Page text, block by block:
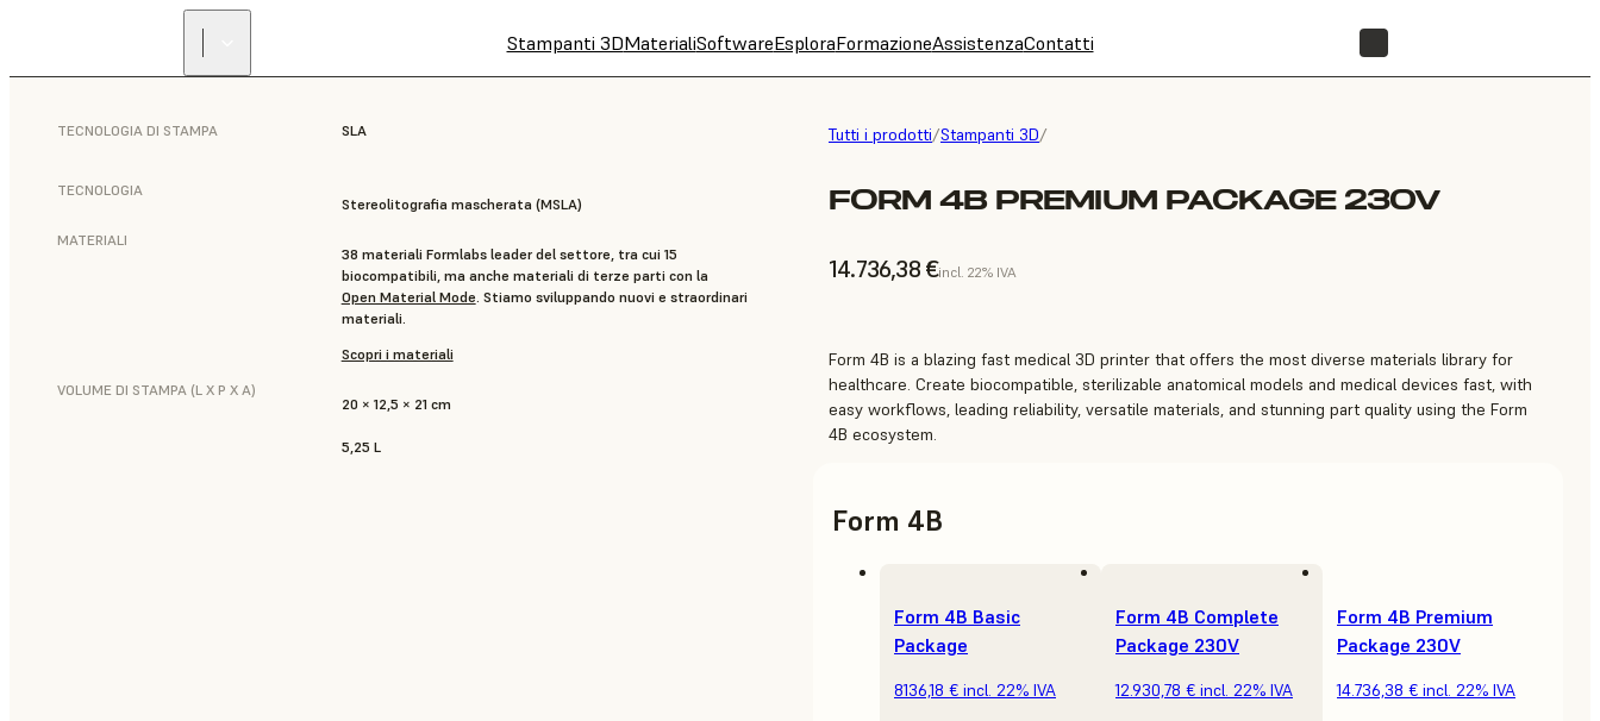
Stampanti 3DMaterialiSoftwareEsploraFormazioneAssistenzaContatti
Tutti i prodotti/Stampanti 3D/
FORM 4B PREMIUM PACKAGE 230V
14.736,38 €incl. 22% IVA
TECNOLOGIA DI STAMPA SLA
TECNOLOGIA
Stereolitografia mascherata (MSLA)
MATERIALI
38 materiali Formlabs leader del settore, tra cui 15
biocompatibili, ma anche materiali di terze parti con la
Open Material Mode. Stiamo sviluppando nuovi e straordinari
materiali.
Scopri i materiali
VOLUME DI STAMPA (L X P X A)
20 × 12,5 × 21 cm
5,25 L
Form 4B is a blazing fast medical 3D printer that offers the most diverse materials library for
healthcare. Create biocompatible, sterilizable anatomical models and medical devices fast, with
easy workflows, leading reliability, versatile materials, and stunning part quality using the Form
4B ecosystem.
Form 4B
Form 4B Basic
Package
8136,18 € incl. 22% IVA
Form 4B Complete
Package 230V
12.930,78 € incl. 22% IVA
Form 4B Premium
Package 230V
14.736,38 € incl. 22% IVA